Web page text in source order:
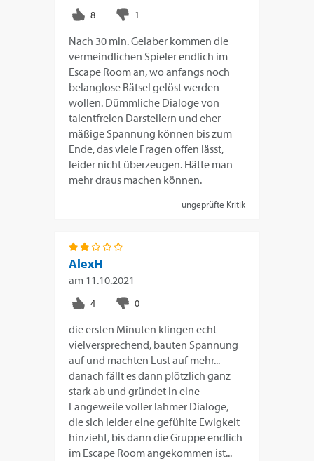
Nach 30 min. Gelaber kommen die
vermeindlichen Spieler endlich im
Escape Room an, wo anfangs noch
belanglose Rätsel gelöst werden
wollen. Dümmliche Dialoge von
talentfreien Darstellern und eher
mäßige Spannung können bis zum
Ende, das viele Fragen offen lässt,
leider nicht überzeugen. Hätte man
mehr draus machen können.
ungeprüfte Kritik
AlexH
am 11.10.2021
die ersten Minuten klingen echt
vielversprechend, bauten Spannung
auf und machten Lust auf mehr...
danach fällt es dann plötzlich ganz
stark ab und gründet in eine
Langeweile voller lahmer Dialoge,
die sich leider eine gefühlte Ewigkeit
hinzieht, bis dann die Gruppe endlich
im Escape Room angekommen ist...